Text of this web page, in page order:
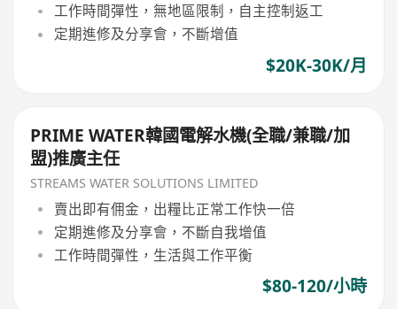
工作時間彈性，無地區限制，自主控制返工
定期進修及分享會，不斷增值
$20K-30K/月
PRIME WATER韓國電解水機(全職/兼職/加
盟)推廣主任
STREAMS WATER SOLUTIONS LIMITED
賣出即有佣金，出糧比正常工作快一倍
定期進修及分享會，不斷自我增值
工作時間彈性，生活與工作平衡
$80-120/小時